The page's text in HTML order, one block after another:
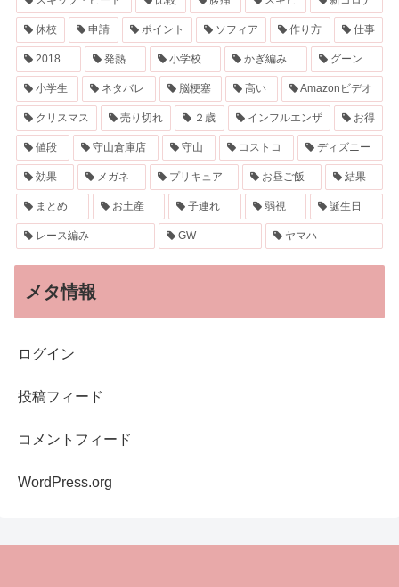
休校 申請 ポイント ソフィア 作り方 仕事
2018 発熱 小学校 かぎ編み グーン
小学生 ネタバレ 脳梗塞 高い Amazonビデオ
クリスマス 売り切れ ２歳 インフルエンザ お得
値段 守山倉庫店 守山 コストコ ディズニー
効果 メガネ プリキュア お昼ご飯 結果
まとめ お土産 子連れ 弱視 誕生日
レース編み GW ヤマハ
メタ情報
ログイン
投稿フィード
コメントフィード
WordPress.org